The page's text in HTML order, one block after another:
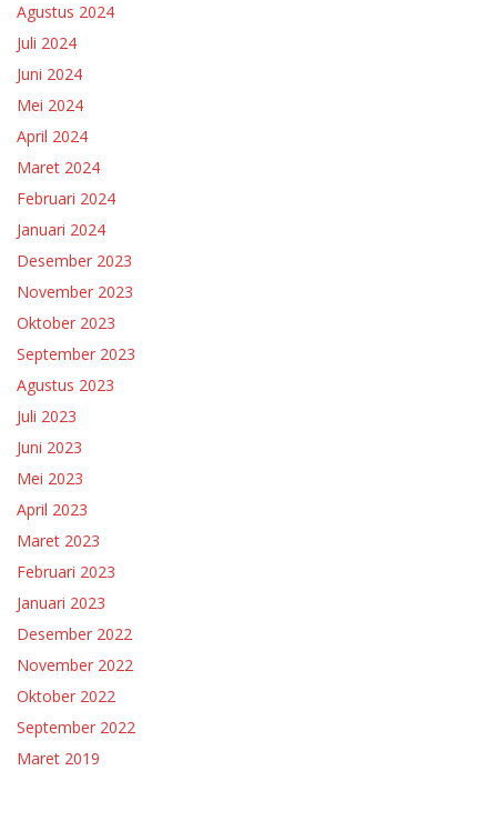
Agustus 2024
Juli 2024
Juni 2024
Mei 2024
April 2024
Maret 2024
Februari 2024
Januari 2024
Desember 2023
November 2023
Oktober 2023
September 2023
Agustus 2023
Juli 2023
Juni 2023
Mei 2023
April 2023
Maret 2023
Februari 2023
Januari 2023
Desember 2022
November 2022
Oktober 2022
September 2022
Maret 2019